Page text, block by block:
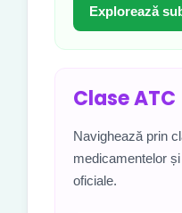
Explorează
Clase ATC
Navighează prin
medicamentelor
oficiale.